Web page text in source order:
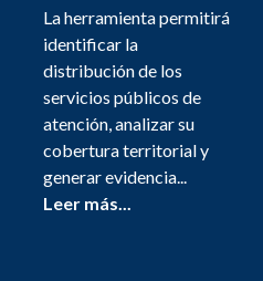
La herramienta permitirá
identificar la
distribución de los
servicios públicos de
atención, analizar su
cobertura territorial y
generar evidencia...
Leer más...